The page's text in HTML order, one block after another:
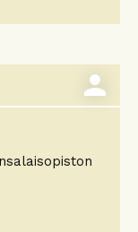
person